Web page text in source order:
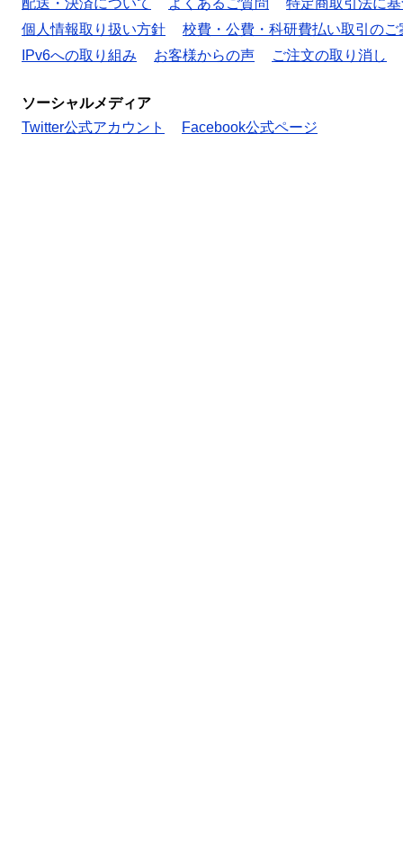
個人情報取り扱い方針
校費・公費・科研費払い取引のご
IPv6への取り組み
お客様からの声 ご注文の取り消し
ソーシャルメディア
Twitter公式アカウント
Facebook公式ページ